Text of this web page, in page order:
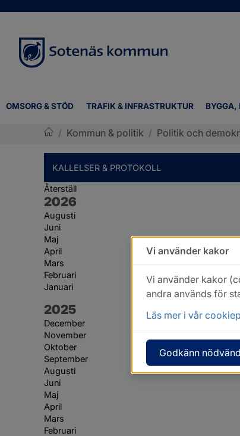
OMSORG & STÖD TRAFIK & INFRASTRUKTUR BYGGA,
/ Kommun & politik / Politik och
KALLELSER & PROTOKOLL
Återställ
År:
2026
Augusti
Juni
Maj
April
Mars
Februari
Januari
År:
2025
December
November
Oktober
September
Augusti
Juni
Maj
April
Mars
Februari
Vi använder kakor
Vi använder kakor
andra används för
Läs mer i vår
Godkänn